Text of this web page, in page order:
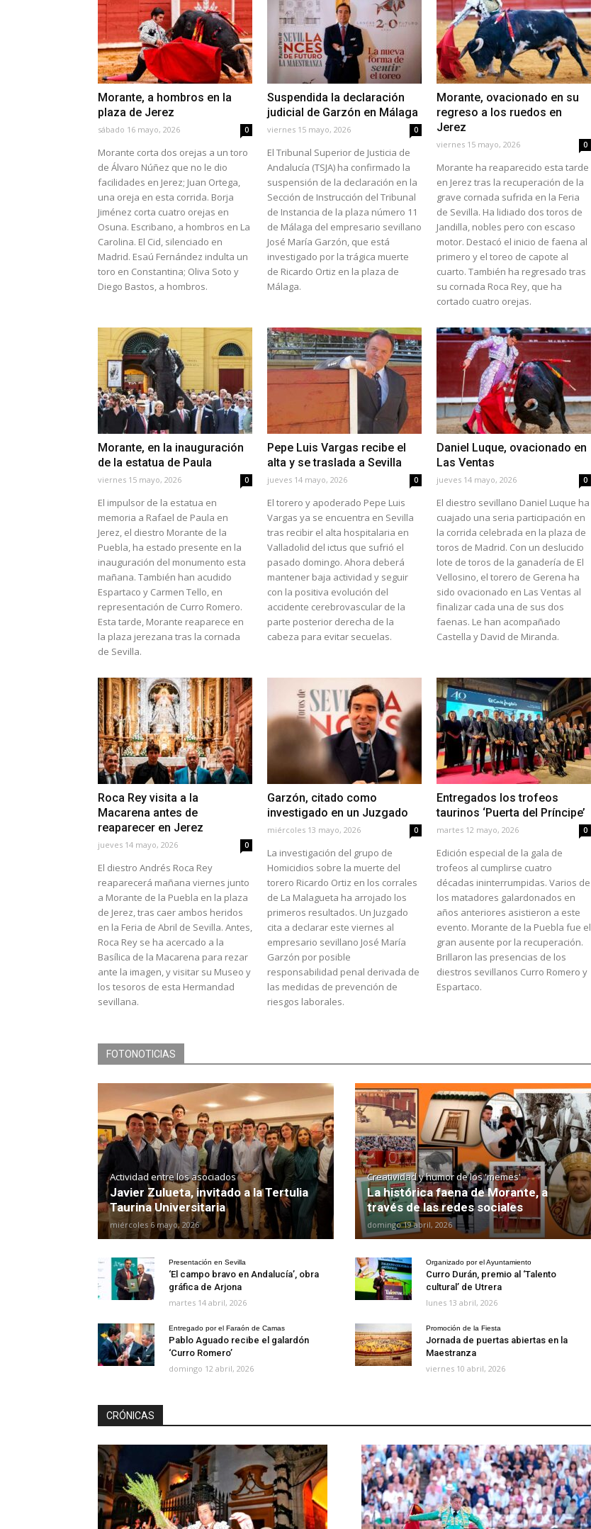
Morante, a hombros en la
plaza de Jerez
sábado 16 mayo, 2026 0
Morante corta dos orejas a un toro
de Álvaro Núñez que no le dio
facilidades en Jerez; Juan Ortega,
una oreja en esta corrida. Borja
Jiménez corta cuatro orejas en
Osuna. Escribano, a hombros en La
Carolina. El Cid, silenciado en
Madrid. Esaú Fernández indulta un
toro en Constantina; Oliva Soto y
Diego Bastos, a hombros.
Suspendida la declaración
judicial de Garzón en Málaga
viernes 15 mayo, 2026 0
El Tribunal Superior de Justicia de
Andalucía (TSJA) ha confirmado la
suspensión de la declaración en la
Sección de Instrucción del Tribunal
de Instancia de la plaza número 11
de Málaga del empresario sevillano
José María Garzón, que está
investigado por la trágica muerte
de Ricardo Ortiz en la plaza de
Málaga.
Morante, ovacionado en su
regreso a los ruedos en
Jerez
viernes 15 mayo, 2026 0
Morante ha reaparecido esta tarde
en Jerez tras la recuperación de la
grave cornada sufrida en la Feria
de Sevilla. Ha lidiado dos toros de
Jandilla, nobles pero con escaso
motor. Destacó el inicio de faena al
primero y el toreo de capote al
cuarto. También ha regresado tras
su cornada Roca Rey, que ha
cortado cuatro orejas.
Morante, en la inauguración
de la estatua de Paula
viernes 15 mayo, 2026 0
El impulsor de la estatua en
memoria a Rafael de Paula en
Jerez, el diestro Morante de la
Puebla, ha estado presente en la
inauguración del monumento esta
mañana. También han acudido
Espartaco y Carmen Tello, en
representación de Curro Romero.
Esta tarde, Morante reaparece en
la plaza jerezana tras la cornada
de Sevilla.
Pepe Luis Vargas recibe el
alta y se traslada a Sevilla
jueves 14 mayo, 2026 0
El torero y apoderado Pepe Luis
Vargas ya se encuentra en Sevilla
tras recibir el alta hospitalaria en
Valladolid del ictus que sufrió el
pasado domingo. Ahora deberá
mantener baja actividad y seguir
con la positiva evolución del
accidente cerebrovascular de la
parte posterior derecha de la
cabeza para evitar secuelas.
Daniel Luque, ovacionado en
Las Ventas
jueves 14 mayo, 2026 0
El diestro sevillano Daniel Luque ha
cuajado una seria participación en
la corrida celebrada en la plaza de
toros de Madrid. Con un deslucido
lote de toros de la ganadería de El
Vellosino, el torero de Gerena ha
sido ovacionado en Las Ventas al
finalizar cada una de sus dos
faenas. Le han acompañado
Castella y David de Miranda.
Roca Rey visita a la
Macarena antes de
reaparecer en Jerez
jueves 14 mayo, 2026 0
El diestro Andrés Roca Rey
reaparecerá mañana viernes junto
a Morante de la Puebla en la plaza
de Jerez, tras caer ambos heridos
en la Feria de Abril de Sevilla. Antes,
Roca Rey se ha acercado a la
Basílica de la Macarena para rezar
ante la imagen, y visitar su Museo y
los tesoros de esta Hermandad
sevillana.
Garzón, citado como
investigado en un Juzgado
miércoles 13 mayo, 2026 0
La investigación del grupo de
Homicidios sobre la muerte del
torero Ricardo Ortiz en los corrales
de La Malagueta ha arrojado los
primeros resultados. Un Juzgado
cita a declarar este viernes al
empresario sevillano José María
Garzón por posible
responsabilidad penal derivada de
las medidas de prevención de
riesgos laborales.
Entregados los trofeos
taurinos ‘Puerta del Príncipe’
martes 12 mayo, 2026 0
Edición especial de la gala de
trofeos al cumplirse cuatro
décadas ininterrumpidas. Varios de
los matadores galardonados en
años anteriores asistieron a este
evento. Morante de la Puebla fue el
gran ausente por la recuperación.
Brillaron las presencias de los
diestros sevillanos Curro Romero y
Espartaco.
FOTONOTICIAS
Actividad entre los asociados
Javier Zulueta, invitado a la Tertulia
Taurina Universitaria
miércoles 6 mayo, 2026
Creatividad y humor de los 'memes'
La histórica faena de Morante, a
través de las redes sociales
domingo 19 abril, 2026
Presentación en Sevilla
‘El campo bravo en Andalucía’, obra
gráfica de Arjona
martes 14 abril, 2026
Organizado por el Ayuntamiento
Curro Durán, premio al ‘Talento
cultural’ de Utrera
lunes 13 abril, 2026
Entregado por el Faraón de Camas
Pablo Aguado recibe el galardón
‘Curro Romero’
domingo 12 abril, 2026
Promoción de la Fiesta
Jornada de puertas abiertas en la
Maestranza
viernes 10 abril, 2026
CRÓNICAS